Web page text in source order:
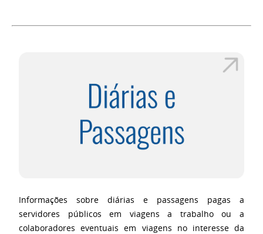
Informações sobre diárias e passagens pagas a
servidores públicos em viagens a trabalho ou a
colaboradores eventuais em viagens no interesse da